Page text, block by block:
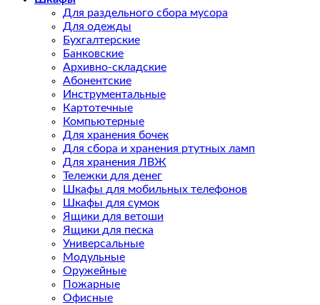
Для раздельного сбора мусора
Для одежды
Бухгалтерские
Банковские
Архивно-складские
Абонентские
Инструментальные
Картотечные
Компьютерные
Для хранения бочек
Для сбора и хранения ртутных ламп
Для хранения ЛВЖ
Тележки для денег
Шкафы для мобильных телефонов
Шкафы для сумок
Ящики для ветоши
Ящики для песка
Универсальные
Модульные
Оружейные
Пожарные
Офисные